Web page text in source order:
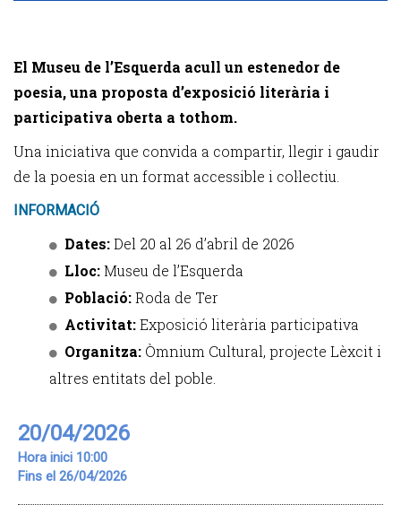
El Museu de l’Esquerda acull un estenedor de
poesia, una proposta d’exposició literària i
participativa oberta a tothom.
Una iniciativa que convida a compartir, llegir i gaudir
de la poesia en un format accessible i col·lectiu.
INFORMACIÓ
Dates:Del 20 al 26 d’abril de 2026
Lloc:Museu de l’Esquerda
Població:Roda de Ter
Activitat:Exposició literària participativa
Organitza: Òmnium Cultural, projecte Lèxcit i
altres entitats del poble.
20/04/2026
Hora inici 10:00
Fins el 26/04/2026